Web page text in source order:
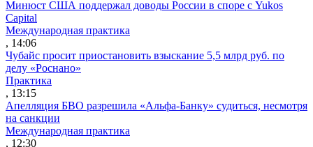
Минюст США поддержал доводы России в споре с Yukos
Capital
Международная практика
, 14:06
Чубайс просит приостановить взыскание 5,5 млрд руб. по
делу «Роснано»
Практика
, 13:15
Апелляция БВО разрешила «Альфа-Банку» судиться, несмотря
на санкции
Международная практика
, 12:30